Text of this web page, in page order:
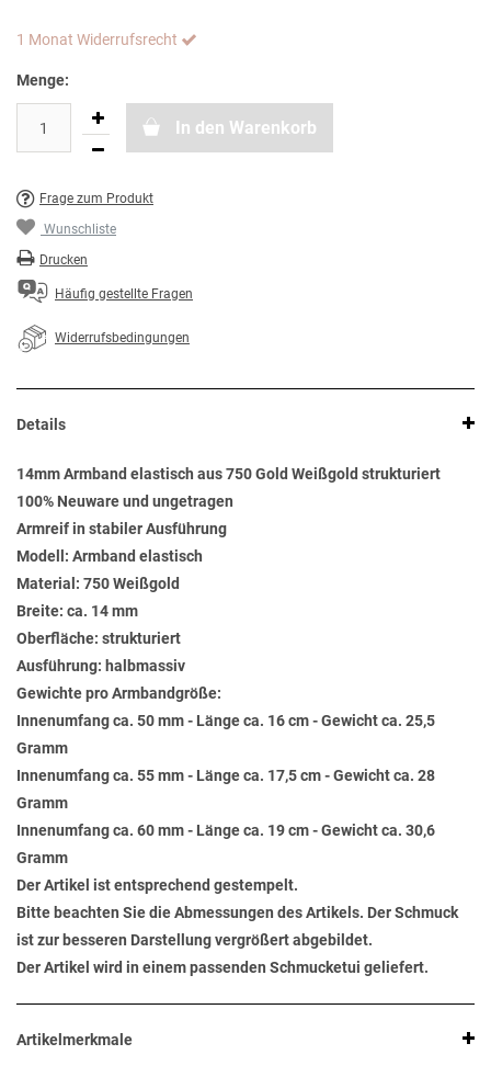
1 Monat Widerrufsrecht
Menge:
In den Warenkorb
Frage zum Produkt
Wunschliste
Drucken
Häufig gestellte Fragen
Widerrufsbedingungen
Details
14mm Armband elastisch aus 750 Gold Weißgold strukturiert
100% Neuware und ungetragen
Armreif in stabiler Ausführung
Modell: Armband elastisch
Material: 750 Weißgold
Breite: ca. 14 mm
Oberfläche: strukturiert
Ausführung: halbmassiv
Gewichte pro Armbandgröße:
Innenumfang ca. 50 mm - Länge ca. 16 cm - Gewicht ca. 25,5
Gramm
Innenumfang ca. 55 mm - Länge ca. 17,5 cm - Gewicht ca. 28
Gramm
Innenumfang ca. 60 mm - Länge ca. 19 cm - Gewicht ca. 30,6
Gramm
Der Artikel ist entsprechend gestempelt.
Bitte beachten Sie die Abmessungen des Artikels. Der Schmuck
ist zur besseren Darstellung vergrößert abgebildet.
Der Artikel wird in einem passenden Schmucketui geliefert.
Artikelmerkmale